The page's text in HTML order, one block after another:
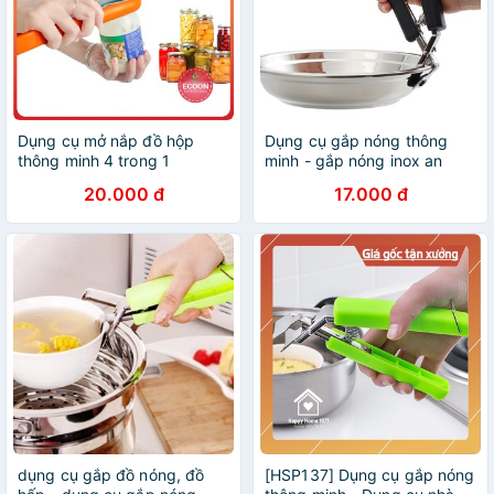
Dụng cụ mở nắp đồ hộp
thông minh 4 trong 1
20.000 đ
Dụng cụ gắp nóng thông
minh - gắp nóng inox an
17.000 đ
dụng cụ gắp đồ nóng, đồ
[HSP137] Dụng cụ gắp nóng